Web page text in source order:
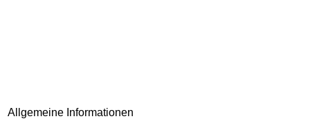
Allgemeine Informationen